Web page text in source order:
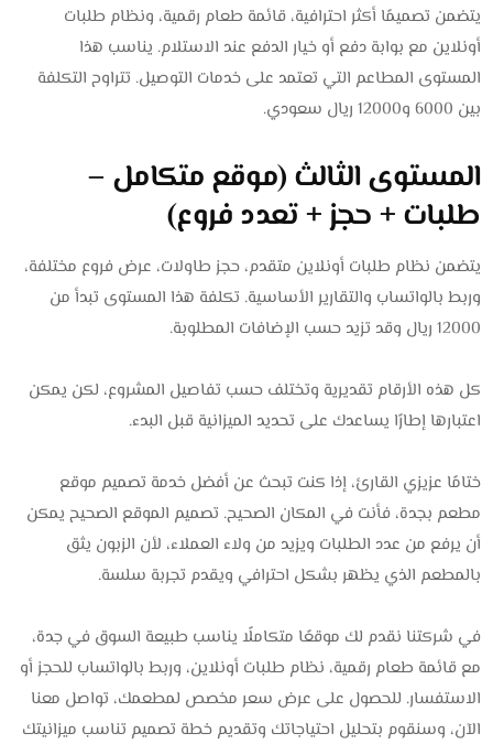
يتضمن تصميمًا أكثر احترافية، قائمة طعام رقمية، ونظام طلبات
أونلاين مع بوابة دفع أو خيار الدفع عند الاستلام. يناسب هذا
المستوى المطاعم التي تعتمد على خدمات التوصيل. تتراوح التكلفة
بين 6000 و12000 ريال سعودي.
المستوى الثالث (موقع متكامل –
طلبات + حجز + تعدد فروع)
يتضمن نظام طلبات أونلاين متقدم، حجز طاولات، عرض فروع مختلفة،
وربط بالواتساب والتقارير الأساسية. تكلفة هذا المستوى تبدأ من
12000 ريال وقد تزيد حسب الإضافات المطلوبة.
كل هذه الأرقام تقديرية وتختلف حسب تفاصيل المشروع، لكن يمكن
اعتبارها إطارًا يساعدك على تحديد الميزانية قبل البدء.
ختامًا عزيزي القارئ، إذا كنت تبحث عن أفضل خدمة تصميم موقع
مطعم بجدة، فأنت في المكان الصحيح. تصميم الموقع الصحيح يمكن
أن يرفع من عدد الطلبات ويزيد من ولاء العملاء، لأن الزبون يثق
بالمطعم الذي يظهر بشكل احترافي ويقدم تجربة سلسة.
في شركتنا نقدم لك موقعًا متكاملًا يناسب طبيعة السوق في جدة،
مع قائمة طعام رقمية، نظام طلبات أونلاين، وربط بالواتساب للحجز أو
الاستفسار. للحصول على عرض سعر مخصص لمطعمك، تواصل معنا
الآن، وسنقوم بتحليل احتياجاتك وتقديم خطة تصميم تناسب ميزانيتك